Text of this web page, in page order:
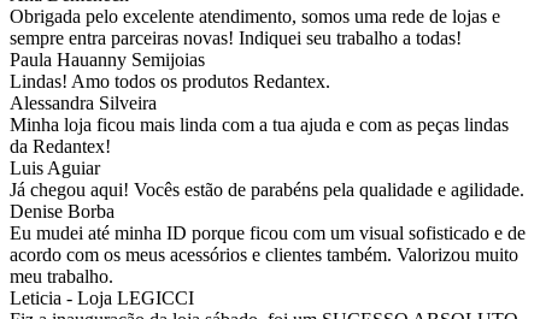
Obrigada pelo excelente atendimento, somos uma rede de lojas e
sempre entra parceiras novas! Indiquei seu trabalho a todas!
Paula Hauanny Semijoias
Lindas! Amo todos os produtos Redantex.
Alessandra Silveira
Minha loja ficou mais linda com a tua ajuda e com as peças lindas
da Redantex!
Luis Aguiar
Já chegou aqui! Vocês estão de parabéns pela qualidade e agilidade.
Denise Borba
Eu mudei até minha ID porque ficou com um visual sofisticado e de
acordo com os meus acessórios e clientes também. Valorizou muito
meu trabalho.
Leticia - Loja LEGICCI